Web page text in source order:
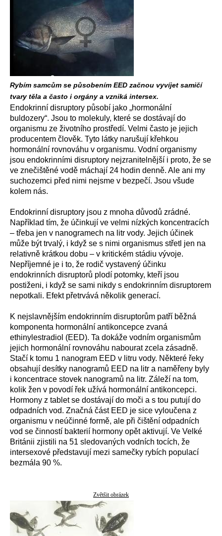
Rybím samcům se působením EED začnou vyvíjet samičí
tvary těla a často i orgány a vzniká intersex.
Endokrinní disruptory působí jako „hormonální
buldozery“. Jsou to molekuly, které se dostávají do
organismu ze životního prostředí. Velmi často je jejich
producentem člověk. Tyto látky narušují křehkou
hormonální rovnováhu v organismu. Vodní organismy
jsou endokrinními disruptory nejzranitelnější i proto, že se
ve znečištěné vodě máchají 24 hodin denně. Ale ani my
suchozemci před nimi nejsme v bezpečí. Jsou všude
kolem nás.
Endokrinní disruptory jsou z mnoha důvodů zrádné.
Například tím, že účinkují ve velmi nízkých koncentracích
– třeba jen v nanogramech na litr vody. Jejich účinek
může být trvalý, i když se s nimi organismus střetl jen na
relativně krátkou dobu – v kritickém stádiu vývoje.
Nepříjemné je i to, že rodič vystavený účinku
endokrinních disruptorů plodí potomky, kteří jsou
postiženi, i když se sami nikdy s endokrinním disruptorem
nepotkali. Efekt přetrvává několik generací.
K nejslavnějším endokrinním disruptorům patří běžná
komponenta hormonální antikoncepce zvaná
ethinylestradiol (EED). Ta dokáže vodním organismům
jejich hormonální rovnováhu nabourat zcela zásadně.
Stačí k tomu 1 nanogram EED v litru vody. Některé řeky
obsahují desítky nanogramů EED na litr a naměřeny byly
i koncentrace stovek nanogramů na litr. Záleží na tom,
kolik žen v povodí řek užívá hormonální antikoncepci.
Hormony z tablet se dostávají do moči a s tou putují do
odpadních vod. Značná část EED je sice vyloučena z
organismu v neúčinné formě, ale při čištění odpadních
vod se činností bakterií hormony opět aktivují. Ve Velké
Británii zjistili na 51 sledovaných vodních tocích, že
intersexové představují mezi samečky rybích populací
bezmála 90 %.
Zvětšit obrázek